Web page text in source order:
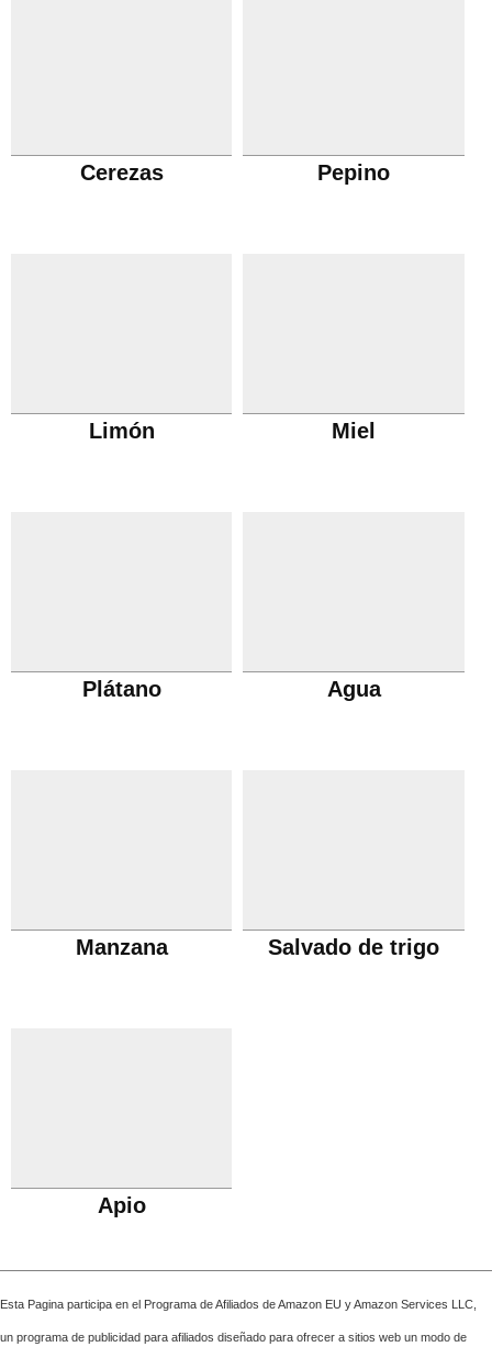
Cerezas Pepino
Limón Miel
Plátano Agua
Manzana Salvado de trigo
Apio
Esta Pagina participa en el Programa de Afiliados de Amazon EU y Amazon Services LLC,
un programa de publicidad para afiliados diseñado para ofrecer a sitios web un modo de